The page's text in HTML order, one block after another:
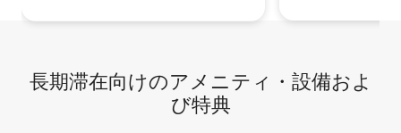
長期滞在向け⁠のア⁠メ⁠ニ⁠テ⁠ィ⁠・設⁠備⁠およ
び特⁠典